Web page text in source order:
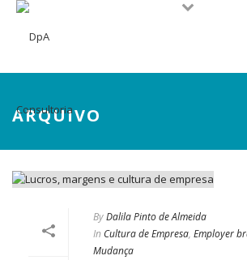
ARQUIVO
ByDalila Pinto de Almeida
In Cultura de Empresa, Employer
Mudança